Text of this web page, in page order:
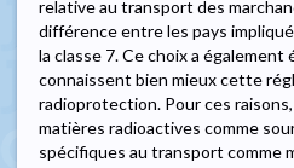
relative au transport des
différence entre les pays
la classe 7. Ce choix a
connaissent bien mieux cette
radioprotection. Pour ces
matières radioactives comme
spécifiques au transport comme